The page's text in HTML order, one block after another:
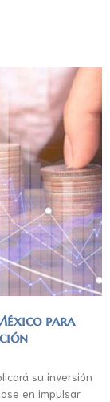
para
su inversión
en impulsar